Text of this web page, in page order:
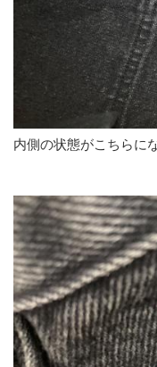
内側の状態がこちらに